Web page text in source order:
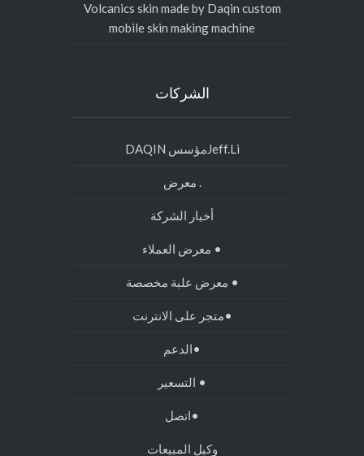
Volcanics skin made by Daqin custom
mobile skin making machine
الشركات
Jeff.Liمؤسس DAQIN
. معرض
أخبار الشركة
• معرض العملاء
• معرض علبة مخصصة
•متجر على الانترنت
•الدعم
• التسعير
•اتصل
وكيل المبيعات